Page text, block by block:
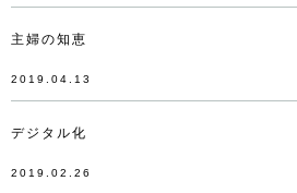
主婦の知恵
2019.04.13
デジタル化
2019.02.26